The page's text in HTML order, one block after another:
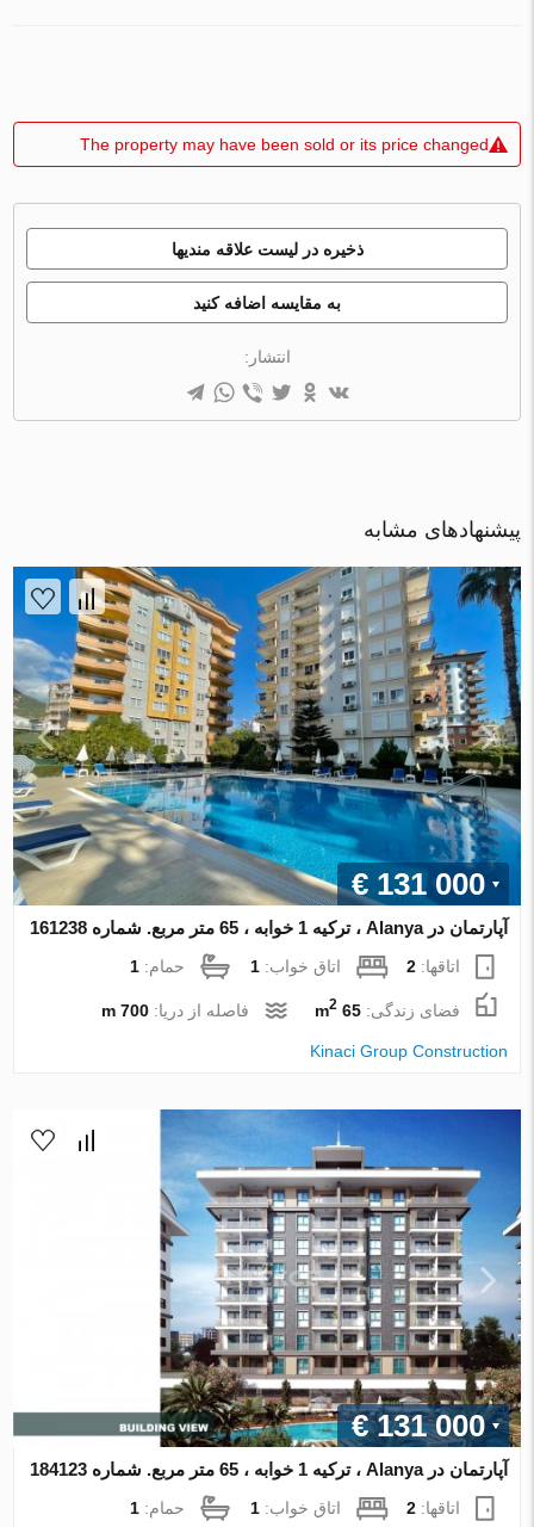
The property may have been sold or its price changed
ذخیره در لیست علاقه مندیها
به مقایسه اضافه کنید
انتشار:
پیشنهادهای مشابه
€ 131 000
آپارتمان در Alanya ، ترکیه 1 خوابه ، 65 متر مربع. شماره 161238
اتاقها:2 اتاق خواب:1 حمام:1
فضای زندگی:65 m
2 فاصله از دریا:700 m
Kinaci Group Construction
€ 131 000
آپارتمان در Alanya ، ترکیه 1 خوابه ، 65 متر مربع. شماره 184123
اتاقها:2 اتاق خواب:1 حمام:1